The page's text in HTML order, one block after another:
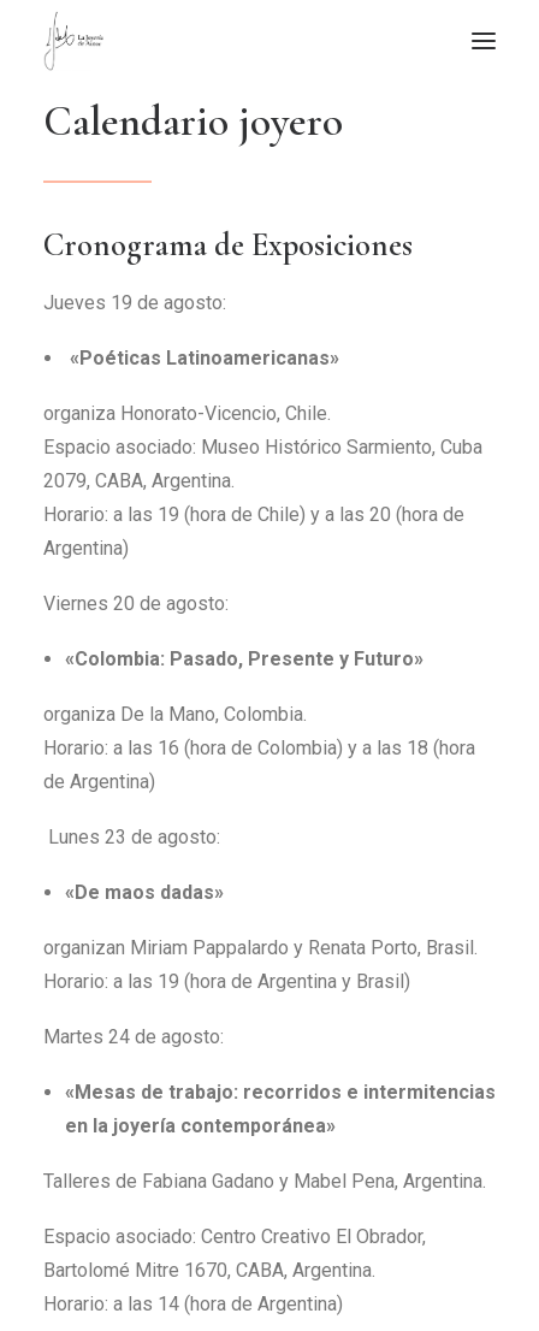
NOTICIAS DE JOYERÍA CONTEMPORÁNEA
APUNTES
Calendario joyero
Cronograma de Exposiciones
Jueves 19 de agosto:
«Poéticas Latinoamericanas»
organiza Honorato-Vicencio, Chile.
Espacio asociado: Museo Histórico Sarmiento, Cuba
2079, CABA, Argentina.
Horario: a las 19 (hora de Chile) y a las 20 (hora de
Argentina)
Viernes 20 de agosto:
«Colombia: Pasado, Presente y Futuro»
organiza De la Mano, Colombia.
Horario: a las 16 (hora de Colombia) y a las 18 (hora
de Argentina)
Lunes 23 de agosto:
«De maos dadas»
organizan Miriam Pappalardo y Renata Porto, Brasil.
Horario: a las 19 (hora de Argentina y Brasil)
Martes 24 de agosto:
«Mesas de trabajo: recorridos e intermitencias
en la joyería contemporánea»
Talleres de Fabiana Gadano y Mabel Pena, Argentina.
Espacio asociado: Centro Creativo El Obrador,
Bartolomé Mitre 1670, CABA, Argentina.
Horario: a las 14 (hora de Argentina)